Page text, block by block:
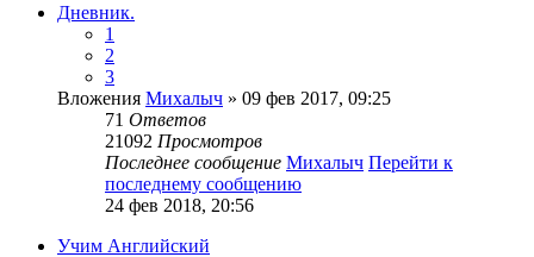
Дневник.
1
2
3
Вложения Михалыч » 09 фев 2017, 09:25
71 Ответов
21092 Просмотров
Последнее сообщение Михалыч Перейти к
последнему сообщению
24 фев 2018, 20:56
Учим Английский